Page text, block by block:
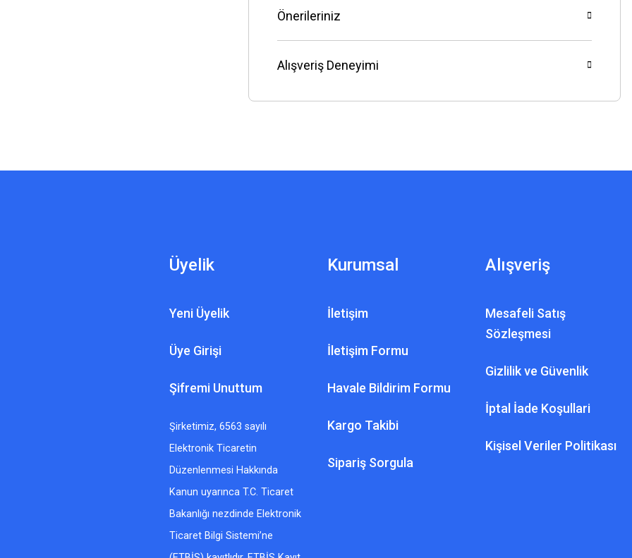
Önerileriniz
Alışveriş Deneyimi
Üyelik
Yeni Üyelik
Üye Girişi
Şifremi Unuttum
Şirketimiz, 6563 sayılı
Elektronik Ticaretin
Düzenlenmesi Hakkında
Kanun uyarınca T.C. Ticaret
Bakanlığı nezdinde Elektronik
Ticaret Bilgi Sistemi’ne
Kurumsal
İletişim
İletişim Formu
Havale Bildirim Formu
Kargo Takibi
Sipariş Sorgula
Alışveriş
Mesafeli Satış
Sözleşmesi
Gizlilik ve Güvenlik
İptal İade Koşullari
Kişisel Veriler Politikası